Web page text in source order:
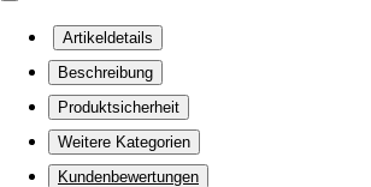
Artikeldetails
Beschreibung
Produktsicherheit
Weitere Kategorien
Kundenbewertungen